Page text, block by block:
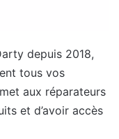
depuis 2018,
tous vos
aux réparateurs
et d’avoir accès